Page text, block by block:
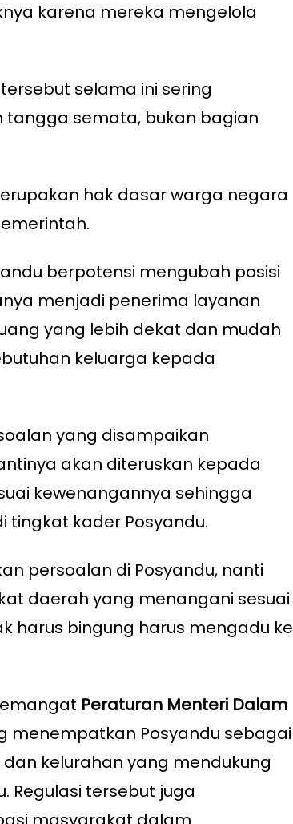
karena mereka mengelola
selama ini sering
semata, bukan bagian
hak dasar warga negara
berpotensi mengubah posisi
menjadi penerima layanan
yang lebih dekat dan mudah
keluarga kepada
yang disampaikan
akan diteruskan kepada
kewenangannya sehingga
kader Posyandu.
persoalan di Posyandu, nanti
daerah yang menangani sesuai
harus bingung harus mengadu ke
Peraturan Menteri Dalam
menempatkan Posyandu sebagai
kelurahan yang mendukung
Regulasi tersebut juga